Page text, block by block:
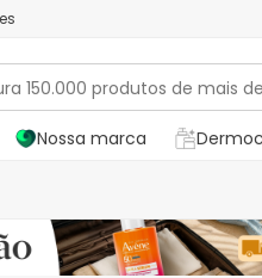
Nossa marca